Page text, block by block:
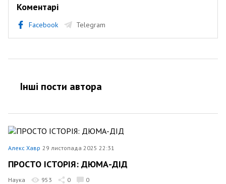
Коментарі
Facebook Telegram
Інші пости автора
Алекс Хавр 29 листопада 2025 22:31
ПРОСТО ІСТОРІЯ: ДЮМА-ДІД
Наука 953 0 0